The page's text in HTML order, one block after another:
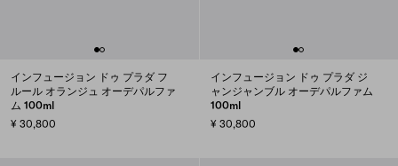
インフュージョン ドゥ プラダ フ
ルール オランジュ オーデパルファ
ム 100ml
¥ 30,800
インフュージョン ドゥ プラダ ジ
ャンジャンブル オーデパルファム
100ml
¥ 30,800